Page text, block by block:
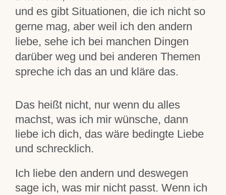
und es gibt Situationen, die ich nicht so
gerne mag, aber weil ich den andern
liebe, sehe ich bei manchen Dingen
darüber weg und bei anderen Themen
spreche ich das an und kläre das.
Das heißt nicht, nur wenn du alles
machst, was ich mir wünsche, dann
liebe ich dich, das wäre bedingte Liebe
und schrecklich.
Ich liebe den andern und deswegen
sage ich, was mir nicht passt. Wenn ich